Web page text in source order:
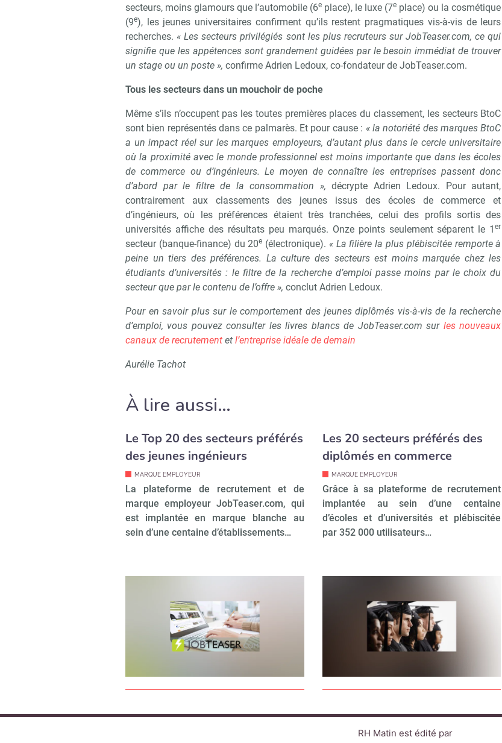
secteurs, moins glamours que l’automobile (6e place), le luxe (7e place) ou la cosmétique
(9e), les jeunes universitaires confirment qu’ils restent pragmatiques vis-à-vis de leurs
recherches. « Les secteurs privilégiés sont les plus recruteurs sur JobTeaser.com, ce qui
signifie que les appétences sont grandement guidées par le besoin immédiat de trouver
un stage ou un poste », confirme Adrien Ledoux, co-fondateur de JobTeaser.com.
Tous les secteurs dans un mouchoir de poche
Même s’ils n’occupent pas les toutes premières places du classement, les secteurs BtoC
sont bien représentés dans ce palmarès. Et pour cause : « la notoriété des marques BtoC
a un impact réel sur les marques employeurs, d’autant plus dans le cercle universitaire
où la proximité avec le monde professionnel est moins importante que dans les écoles
de commerce ou d’ingénieurs. Le moyen de connaître les entreprises passent donc
d’abord par le filtre de la consommation »,décrypte Adrien Ledoux. Pour autant,
contrairement aux classements des jeunes issus des écoles de commerce et
d’ingénieurs, où les préférences étaient très tranchées, celui des profils sortis des
universités affiche des résultats peu marqués. Onze points seulement séparent le 1er
secteur (banque-finance) du 20e (électronique). « La filière la plus plébiscitée remporte à
peine un tiers des préférences. La culture des secteurs est moins marquée chez les
étudiants d’universités : le filtre de la recherche d’emploi passe moins par le choix du
secteur que par le contenu de l’offre », conclut Adrien Ledoux.
Pour en savoir plus sur le comportement des jeunes diplômés vis-à-vis de la recherche
d’emploi, vous pouvez consulter les livres blancs de JobTeaser.com sur les nouveaux
canaux de recrutement et l’entreprise idéale de demain
Aurélie Tachot
À lire aussi…
Le Top 20 des secteurs préférés
des jeunes ingénieurs
MARQUE EMPLOYEUR
La plateforme de recrutement et de
marque employeur JobTeaser.com, qui
est implantée en marque blanche au
sein d’une centaine d’établissements…
Les 20 secteurs préférés des
diplômés en commerce
MARQUE EMPLOYEUR
Grâce à sa plateforme de recrutement
implantée au sein d’une centaine
d’écoles et d’universités et plébiscitée
par 352 000 utilisateurs…
RH Matin est édité par